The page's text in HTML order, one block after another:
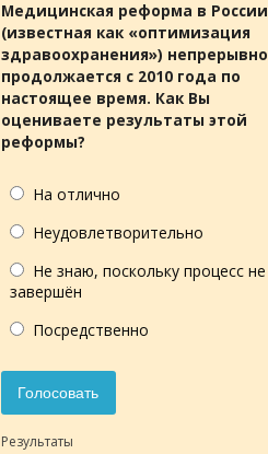
Медицинская реформа в России
(известная как «оптимизация
здравоохранения») непрерывно
продолжается с 2010 года по
настоящее время. Как Вы
оцениваете результаты этой
реформы?
На отлично
Неудовлетворительно
Не знаю, поскольку процесс не
завершён
Посредственно
Голосовать
Результаты